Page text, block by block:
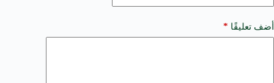
أضف تعليقًا *